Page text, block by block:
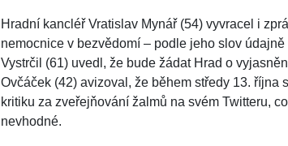
Hradní kancléř Vratislav Mynář (54) vyvracel i
nemocnice v bezvědomí – podle jeho slov
Vystrčil (61) uvedl, že bude žádat Hrad o
Ovčáček (42) avizoval, že během středy 13. října
kritiku za zveřejňování žalmů na svém Twitteru,
nevhodné.